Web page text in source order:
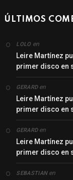
ÚLTIMOS
LOLO en
Leire Martínez
primer disco en
GERARDen
Leire Martínez
primer disco en
GERARDen
Leire Martínez
primer disco en
SEBASTIANen